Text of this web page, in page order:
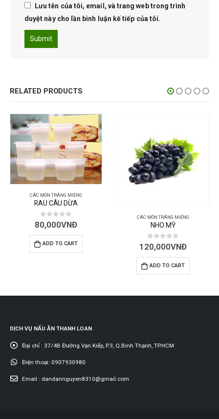
Lưu tên của tôi, email, và trang web trong trình
duyệt này cho lần bình luận kế tiếp của tôi.
RELATED PRODUCTS
CÁC MÓN TRÁNG MIỆNG
NHO MỸ
0out of 5
120,000 VNĐ
0out of 5
140,000VNĐ
ADD TO CART
DỊCH VỤ NẤU ĂN THANH LOAN
Đại chỉ : 37/4B Đường Vạn Kiếp, P.3, Q.Bình Thạnh, TP.HCM
Điện thoại: 0907930980
Email : dandannguyen8310@gmail.com